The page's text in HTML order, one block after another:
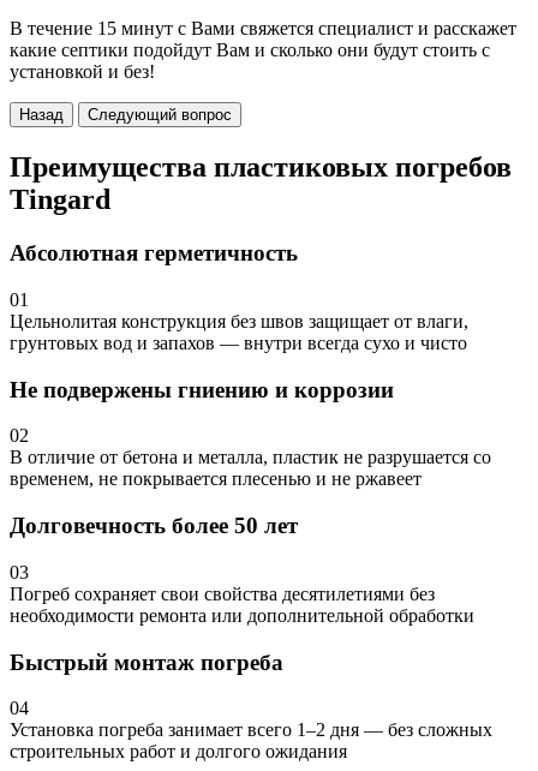
В течение 15 минут с Вами свяжется специалист и расскажет
какие септики подойдут Вам и сколько они будут стоить с
установкой и без!
Назад Следующий вопрос
Преимущества пластиковых погребов
Tingard
Абсолютная герметичность
01
Цельнолитая конструкция без швов защищает от влаги,
грунтовых вод и запахов — внутри всегда сухо и чисто
Не подвержены гниению и коррозии
02
В отличие от бетона и металла, пластик не разрушается со
временем, не покрывается плесенью и не ржавеет
Долговечность более 50 лет
03
Погреб сохраняет свои свойства десятилетиями без
необходимости ремонта или дополнительной обработки
Быстрый монтаж погреба
04
Установка погреба занимает всего 1–2 дня — без сложных
строительных работ и долгого ожидания